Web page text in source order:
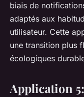
biais de
adaptés aux
utilisateur. Cette
une transition plus
écologiques
Application 5: